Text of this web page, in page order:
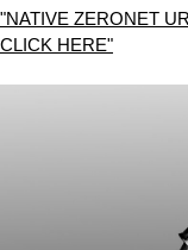
"NATIVE ZERONET
CLICK HERE"